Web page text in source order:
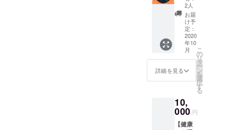
となり
ます。
成講座
に参加
して名
刺を作
れば あ
なたの
夢も一
緒に載
せても
う！ 夢
叶名刺
作成講
座も参
の方に
知って
いただ
けると
嬉しい
です。
こちら
のチ
ケット
りも出
ません
最初だ
けの特
念会を
しま
す。 お
披露目
パー
ティー
は飲食
費と軽
食込み
の 金額
になっ
すので
お腹を
減らし
てきて
2人
お届
け予
定：
2020
年10
月
詳細を見る
こ
の
リ
タ
ー
ン
を
選
択
す
る
10,
000 円
【健康